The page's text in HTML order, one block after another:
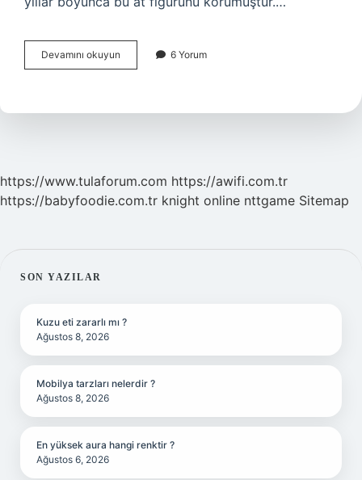
Devamını okuyun
Arabasının
Nedir
6 Yorum
https://www.tulaforum.com https://awifi.com.tr
https://babyfoodie.com.tr knight online nttgame Sitemap
SIDEBAR
SON YAZILAR
Kuzu eti zararlı mı ?
Ağustos 8, 2026
Mobilya tarzları nelerdir ?
Ağustos 8, 2026
En yüksek aura hangi renktir ?
Ağustos 6, 2026